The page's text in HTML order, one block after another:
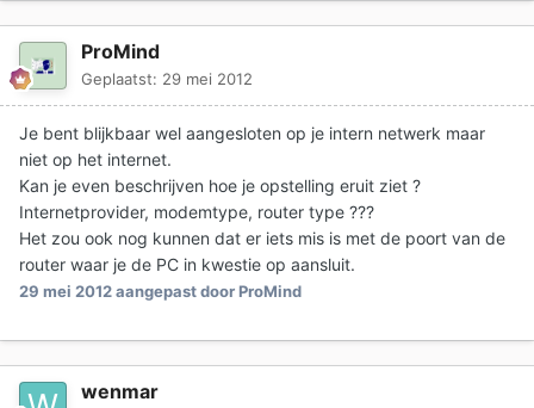
ProMind
Geplaatst: 29 mei 2012
Je bent blijkbaar wel aangesloten op je intern netwerk maar
niet op het internet.
Kan je even beschrijven hoe je opstelling eruit ziet ?
Internetprovider, modemtype, router type ???
Het zou ook nog kunnen dat er iets mis is met de poort van de
router waar je de PC in kwestie op aansluit.
29 mei 2012aangepast door ProMind
wenmar